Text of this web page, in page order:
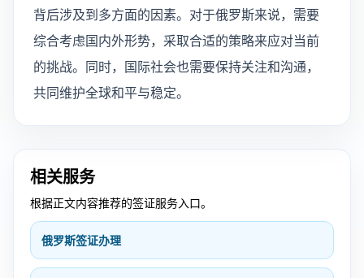
背后涉及到多方面的因素。对于俄罗斯来说，需要
综合考虑国内外形势，采取合适的策略来应对当前
的挑战。同时，国际社会也需要保持关注和沟通，
共同维护全球和平与稳定。
相关服务
根据正文内容推荐的签证服务入口。
俄罗斯签证办理